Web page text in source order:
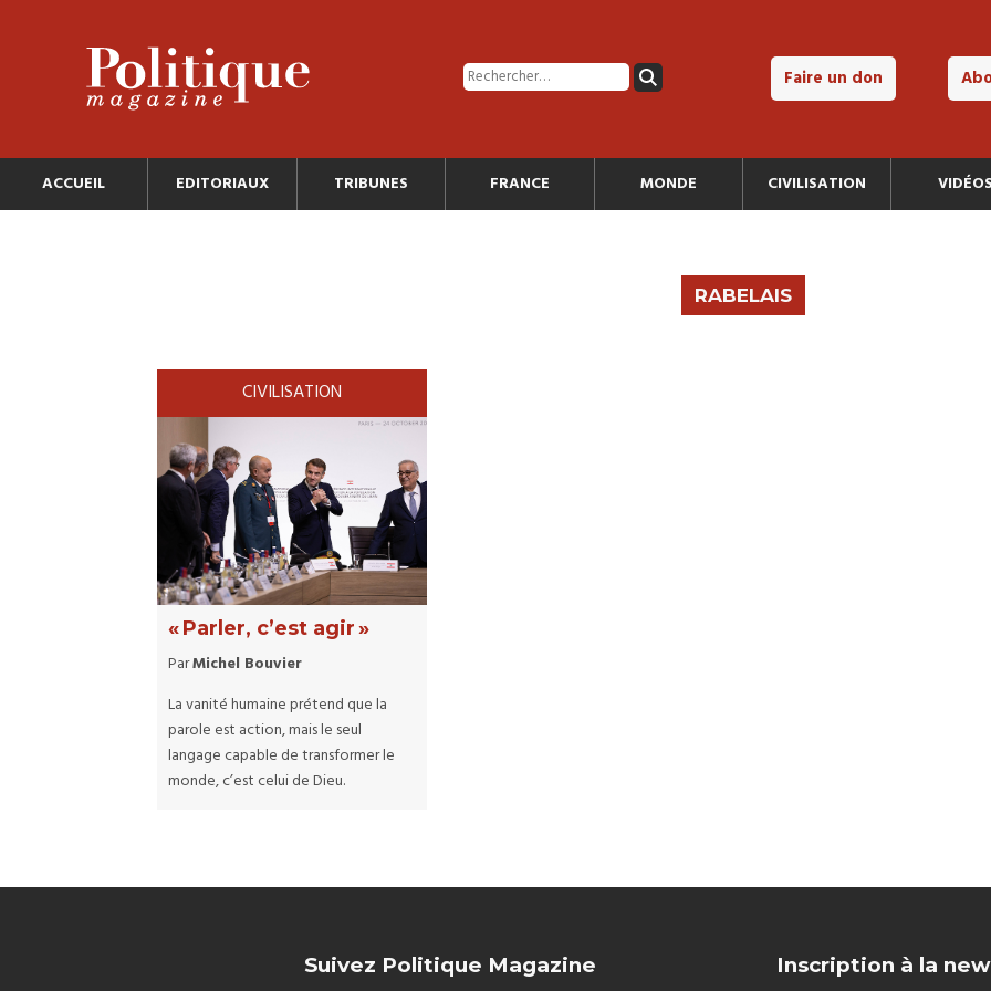
Faire un don
ACCUEIL EDITORIAUX TRIBUNES FRANCE MONDE CIVILISATION VIDÉOS
RABELAIS
CIVILISATION
« Parler, c’est agir »
ParMichel Bouvier
La vanité humaine prétend que la
parole est action, mais le seul
langage capable de transformer le
monde, c’est celui de Dieu.
Suivez Politique Magazine Inscription à la